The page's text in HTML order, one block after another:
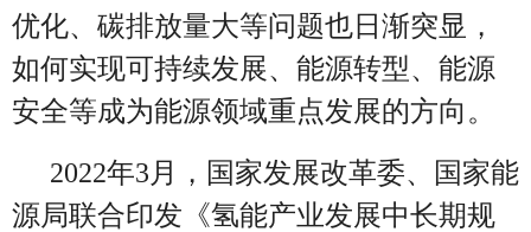
优化、碳排放量大等问题也日渐突显，
如何实现可持续发展、能源转型、能源
安全等成为能源领域重点发展的方向。
2022年3月，国家发展改革委、国家能
源局联合印发《氢能产业发展中长期规